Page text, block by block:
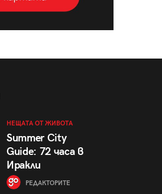
НЕЩАТА ОТ ЖИВОТА
Summer City
Guide: 72 часа в
Иракли
РЕДАКТОРИТЕ